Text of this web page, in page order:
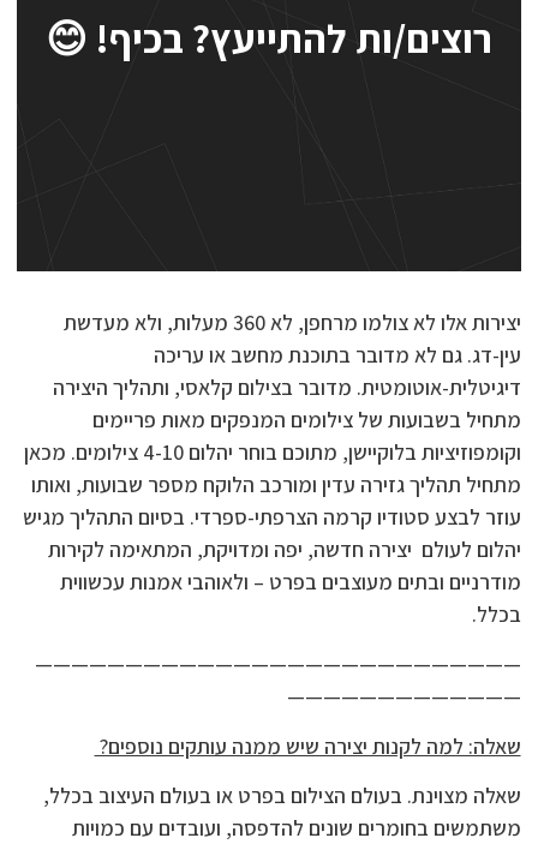
רוצים/ות להתייעץ? בכיף! 😊
יצירות אלו לא צולמו מרחפן, לא 360 מעלות, ולא מעדשת
עין-דג. גם לא מדובר בתוכנת מחשב או עריכה
דיגיטלית-אוטומטית. מדובר בצילום קלאסי, ותהליך היצירה
מתחיל בשבועות של צילומים המנפקים מאות פריימים
וקומפוזיציות בלוקיישן, מתוכם בוחר יהלום 4-10 צילומים. מכאן
מתחיל תהליך גזירה עדין ומורכב הלוקח מספר שבועות, ואותו
עוזר לבצע סטודיו קרמה הצרפתי-ספרדי. בסיום התהליך מגיש
יהלום לעולם יצירה חדשה, יפה ומדויקת, המתאימה לקירות
מודרניים ובתים מעוצבים בפרט – ולאוהבי אמנות עכשווית
בכלל.
———————————————————————————
—————————————
שאלה: למה לקנות יצירה שיש ממנה עותקים נוספים?
שאלה מצוינת. בעולם הצילום בפרט או בעולם העיצוב בכלל,
משתמשים בחומרים שונים להדפסה, ועובדים עם כמויות